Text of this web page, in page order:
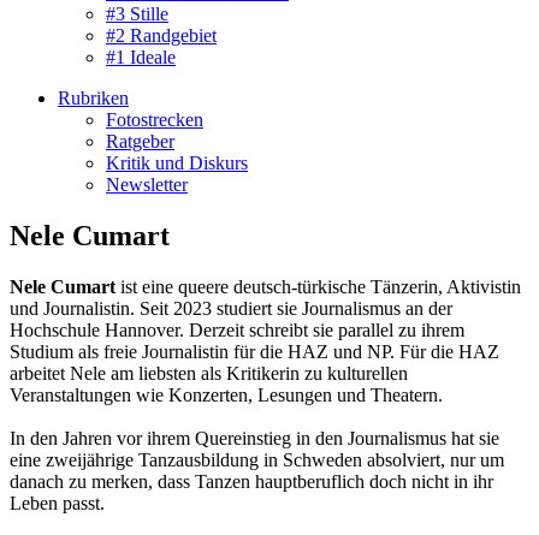
#3 Stille
#2 Randgebiet
#1 Ideale
Rubriken
Fotostrecken
Ratgeber
Kritik und Diskurs
Newsletter
Nele Cumart
Nele Cumart ist eine queere deutsch-türkische Tänzerin, Aktivistin
und Journalistin. Seit 2023 studiert sie Journalismus an der
Hochschule Hannover. Derzeit schreibt sie parallel zu ihrem
Studium als freie Journalistin für die HAZ und NP. Für die HAZ
arbeitet Nele am liebsten als Kritikerin zu kulturellen
Veranstaltungen wie Konzerten, Lesungen und Theatern.
In den Jahren vor ihrem Quereinstieg in den Journalismus hat sie
eine zweijährige Tanzausbildung in Schweden absolviert, nur um
danach zu merken, dass Tanzen hauptberuflich doch nicht in ihr
Leben passt.